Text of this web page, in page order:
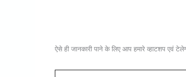
ऐसे ही जानकारी पाने के लिए आप हमारे व्हाटशप एवं